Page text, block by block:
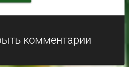
комментарии